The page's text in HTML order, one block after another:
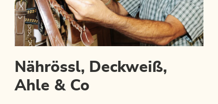
Nährössl, Deckweiß,
Ahle & Co